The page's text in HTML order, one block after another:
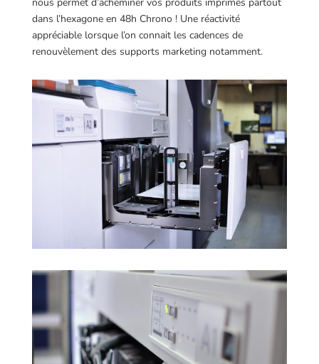
dans l’hexagone en 48h Chrono ! Une réactivité
appréciable lorsque l’on connait les cadences de
renouvèlement des supports marketing notamment.